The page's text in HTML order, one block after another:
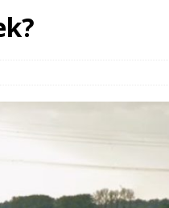
VRINDJE
op zondag 30 augustus